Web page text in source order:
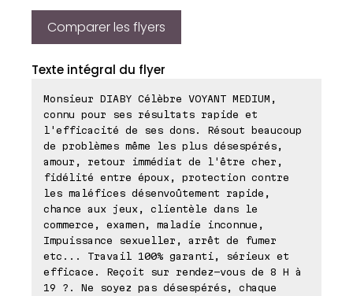
Comparer les flyers
Texte intégral du flyer
Monsieur DIABY Célèbre VOYANT MEDIUM,
connu pour ses résultats rapide et
l'efficacité de ses dons. Résout beaucoup
de problèmes même les plus désespérés,
amour, retour immédiat de l'être cher,
fidélité entre époux, protection contre
les maléfices désenvoûtement rapide,
chance aux jeux, clientèle dans le
commerce, examen, maladie inconnue,
Impuissance sexueller, arrêt de fumer
etc... Travail 100% garanti, sérieux et
efficace. Reçoit sur rendez-vous de 8 H à
19 ?. Ne soyez pas désespérés, chaque